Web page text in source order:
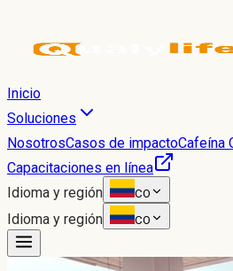
Inicio
Soluciones
NosotrosCasos de impactoCafeína
Capacitaciones en línea
Idioma y región
CO
Idioma y región CO